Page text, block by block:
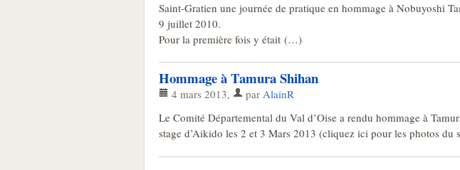
Saint-Gratien une journée de pratique en hommage à Nobuyoshi
9 juillet 2010.
Pour la première fois y était (…)
Hommage à Tamura Shihan
4 mars 2013, par AlainR
Le Comité Départemental du Val d’Oise a rendu hommage à
stage d’Aikido les 2 et 3 Mars 2013 (cliquez ici pour les photos du